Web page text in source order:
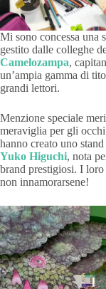
Mi sono concessa una
gestito dalle colleghe
Camelozampa,
un’ampia gamma di
grandi lettori.
Menzione speciale
meraviglia per gli
hanno creato uno
Yuko Higuchi, nota
brand prestigiosi. I
non innamorarsene!